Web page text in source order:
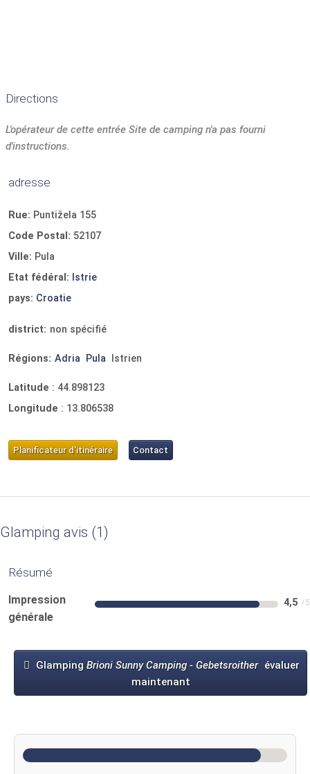
Directions
L'opérateur de cette entrée Site de camping n'a pas fourni
d'instructions.
adresse
Rue: Puntižela 155
Code Postal: 52107
Ville: Pula
Etat fédéral: Istrie
pays: Croatie
district: non spécifié
Régions: Adria Pula Istrien
Latitude : 44.898123
Longitude : 13.806538
Planificateur d'itinéraire Contact
Glamping avis 1
Résumé
Impression
générale
4,5
Glamping Brioni Sunny Camping - Gebetsroither évaluer
maintenant